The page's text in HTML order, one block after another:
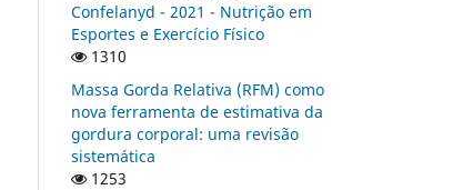
Confelanyd - 2021 - Nutrição em
Esportes e Exercício Físico
1310
Massa Gorda Relativa (RFM) como
nova ferramenta de estimativa da
gordura corporal: uma revisão
sistemática
1253